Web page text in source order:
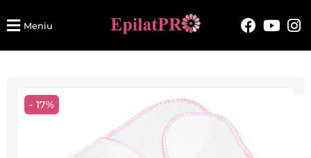
Meniu
- 17%